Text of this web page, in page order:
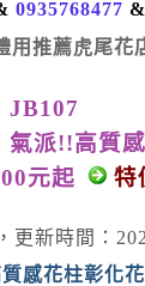
0935768477 &
用推薦虎尾花
氣派!!高質
元起
特
更新時間：
感花柱彰化